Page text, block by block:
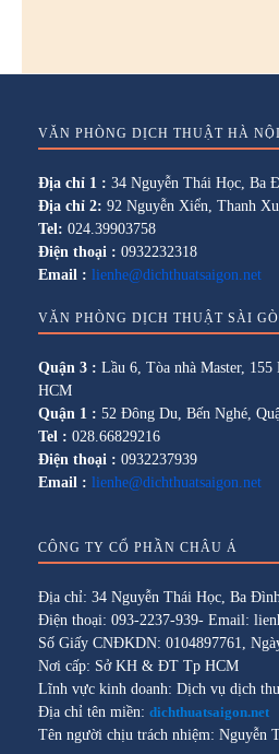
VĂN PHÒNG DỊCH THUẬT HÀ NỘI
Địa chỉ 1 : 34 Nguyễn Thái Học, Ba
Địa chỉ 2: 92 Nguyễn Xiển, Thanh
Tel: 024.39903758
Điện thoại : 0932232318
Email : lienhe@dichthuatsaigon.net
VĂN PHÒNG DỊCH THUẬT SÀI
Quận 3 : Lầu 6, Tòa nhà Master,
HCM
Quận 1 : 52 Đông Du, Bến Nghé,
Tel : 028.66829216
Điện thoại : 0932237939
Email : lienhe@dichthuatsaigon.net
CÔNG TY CỔ PHẦN CHÂU Á
Địa chỉ: 34 Nguyễn Thái Học, Ba
Điện thoại: 093-2237-939- Email:
Số Giấy CNĐKDN: 0104897761,
Nơi cấp: Sở KH & ĐT Tp HCM
Lĩnh vực kinh doanh: Dịch vụ dịch
Địa chỉ tên miền: dichthuatsaigon.net
Tên người chịu trách nhiệm: Nguyễn